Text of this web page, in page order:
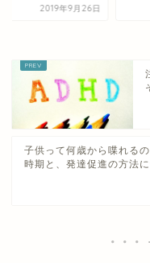
2019年9月26日
子供って何歳から喋れる
時期と、発達促進の方法